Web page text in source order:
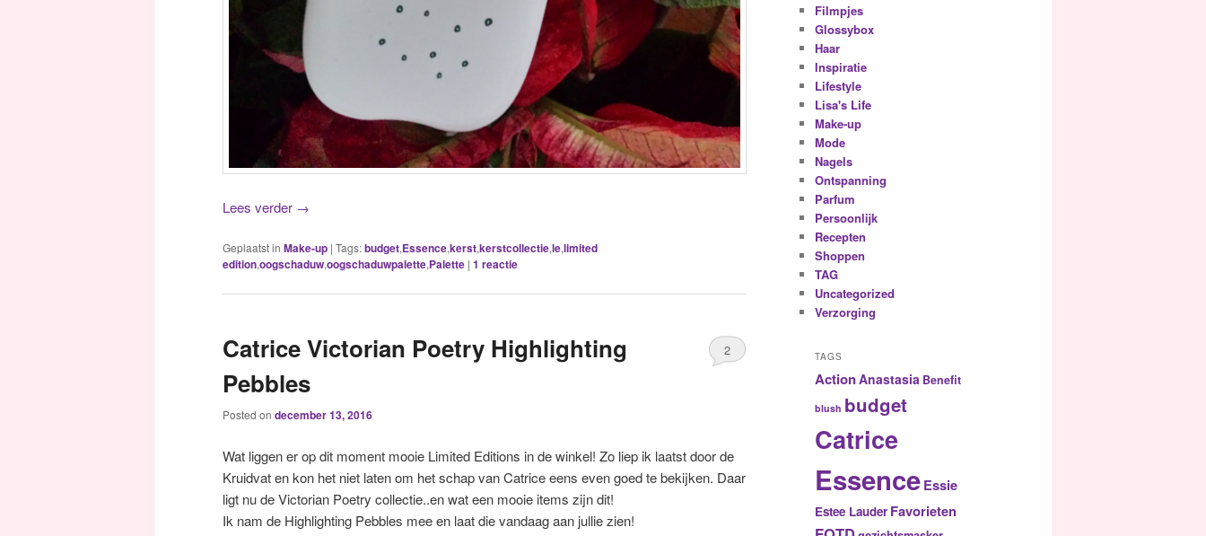
Lees verder →
Geplaatst in Make-up | Tags:budget,Essence,kerst,kerstcollectie,le,limited
edition,oogschaduw,oogschaduwpalette,Palette | 1 reactie
Catrice Victorian Poetry Highlighting
Pebbles
Posted on december 13, 2016
2
Wat liggen er op dit moment mooie Limited Editions in de winkel! Zo liep ik laatst door de
Kruidvat en kon het niet laten om het schap van Catrice eens even goed te bekijken. Daar
ligt nu de Victorian Poetry collectie..en wat een mooie items zijn dit!
Ik nam de Highlighting Pebbles mee en laat die vandaag aan jullie zien!
Filmpjes
Glossybox
Haar
Inspiratie
Lifestyle
Lisa's Life
Make-up
Mode
Nagels
Ontspanning
Parfum
Persoonlijk
Recepten
Shoppen
TAG
Uncategorized
Verzorging
TAGS
ActionAnastasia Benefit
blush budget
Catrice
EssenceEssie
Estee Lauder Favorieten